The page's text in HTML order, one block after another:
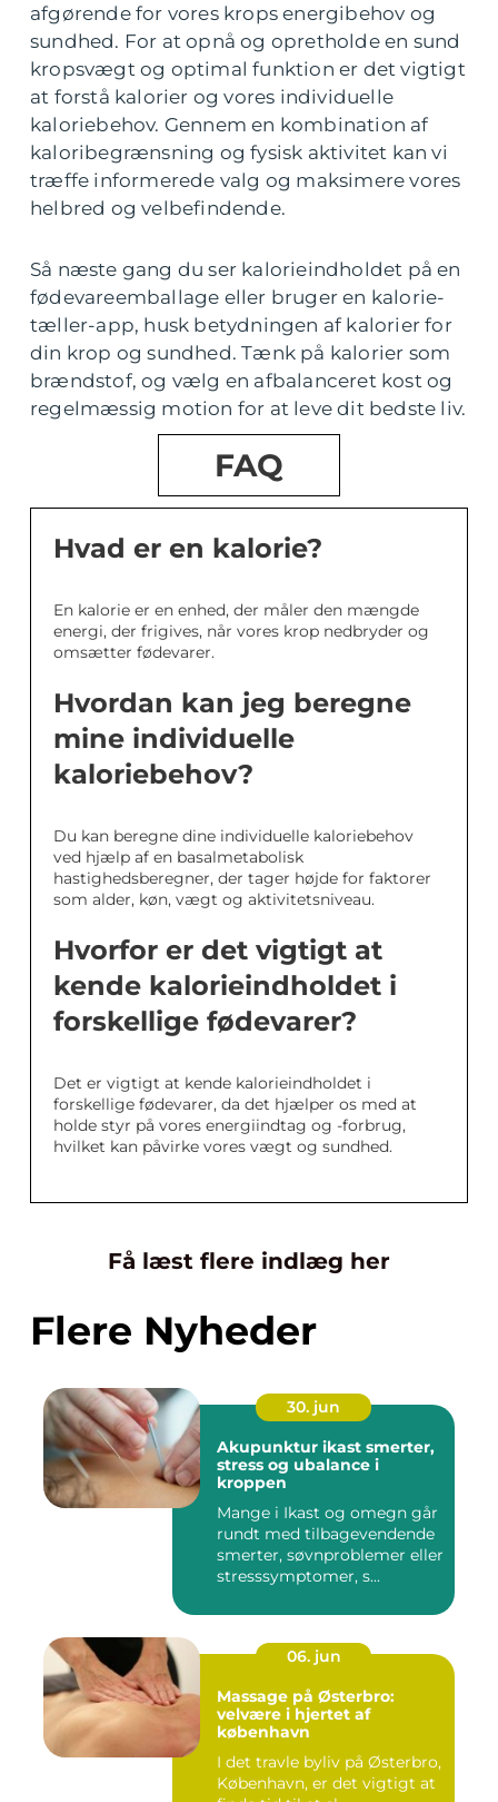
afgørende for vores krops energibehov og
sundhed. For at opnå og opretholde en sund
kropsvægt og optimal funktion er det vigtigt
at forstå kalorier og vores individuelle
kaloriebehov. Gennem en kombination af
kaloribegrænsning og fysisk aktivitet kan vi
træffe informerede valg og maksimere vores
helbred og velbefindende.
Så næste gang du ser kalorieindholdet på en
fødevareemballage eller bruger en kalorie-
tæller-app, husk betydningen af kalorier for
din krop og sundhed. Tænk på kalorier som
brændstof, og vælg en afbalanceret kost og
regelmæssig motion for at leve dit bedste liv.
FAQ
Hvad er en kalorie?
En kalorie er en enhed, der måler den mængde
energi, der frigives, når vores krop nedbryder og
omsætter fødevarer.
Hvordan kan jeg beregne
mine individuelle
kaloriebehov?
Du kan beregne dine individuelle kaloriebehov
ved hjælp af en basalmetabolisk
hastighedsberegner, der tager højde for faktorer
som alder, køn, vægt og aktivitetsniveau.
Hvorfor er det vigtigt at
kende kalorieindholdet i
forskellige fødevarer?
Det er vigtigt at kende kalorieindholdet i
forskellige fødevarer, da det hjælper os med at
holde styr på vores energiindtag og -forbrug,
hvilket kan påvirke vores vægt og sundhed.
Få læst flere indlæg her
Flere Nyheder
30. jun
Akupunktur ikast smerter,
stress og ubalance i
kroppen
Mange i Ikast og omegn går
rundt med tilbagevendende
smerter, søvnproblemer eller
stresssymptomer, s...
06. jun
Massage på Østerbro:
velvære i hjertet af
københavn
I det travle byliv på Østerbro,
København, er det vigtigt at